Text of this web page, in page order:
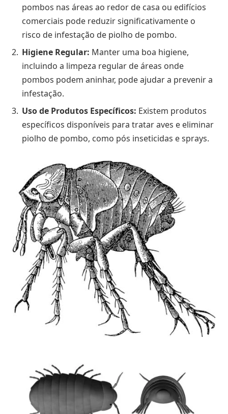
pombos nas áreas ao redor de casa ou edifícios
comerciais pode reduzir significativamente o
risco de infestação de piolho de pombo.
Higiene Regular: Manter uma boa higiene,
incluindo a limpeza regular de áreas onde
pombos podem aninhar, pode ajudar a prevenir a
infestação.
Uso de Produtos Específicos: Existem produtos
específicos disponíveis para tratar aves e eliminar
piolho de pombo, como pós inseticidas e sprays.